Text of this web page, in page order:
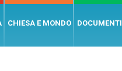
CHIESA E MONDO DOCUMENTI